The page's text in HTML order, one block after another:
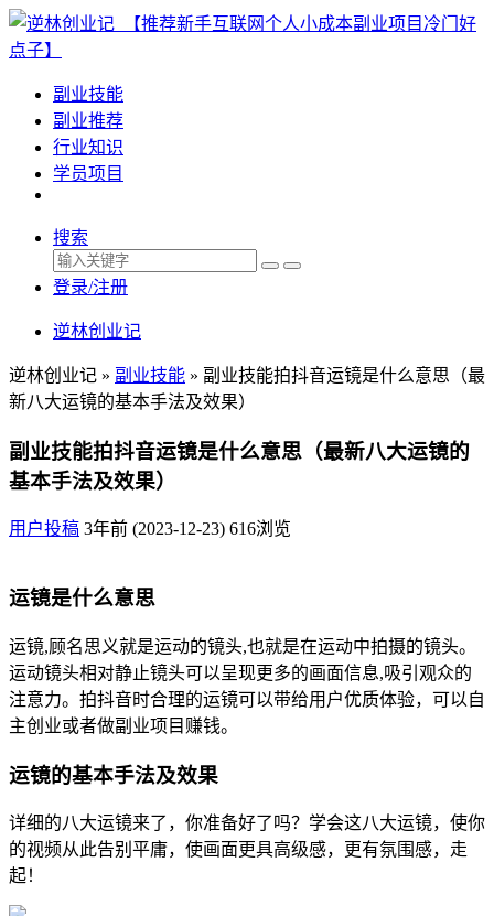
副业技能
副业推荐
行业知识
学员项目
搜索
登录/注册
逆林创业记
逆林创业记 » 副业技能 » 副业技能拍抖音运镜是什么意思（最
新八大运镜的基本手法及效果）
副业技能拍抖音运镜是什么意思（最新八大运镜的
基本手法及效果）
用户投稿 3年前 (2023-12-23) 616浏览
运镜是什么意思
运镜,顾名思义就是运动的镜头,也就是在运动中拍摄的镜头。
运动镜头相对静止镜头可以呈现更多的画面信息,吸引观众的
注意力。拍抖音时合理的运镜可以带给用户优质体验，可以自
主创业或者做副业项目赚钱。
运镜的基本手法及效果
详细的八大运镜来了，你准备好了吗？学会这八大运镜，使你
的视频从此告别平庸，使画面更具高级感，更有氛围感，走
起！